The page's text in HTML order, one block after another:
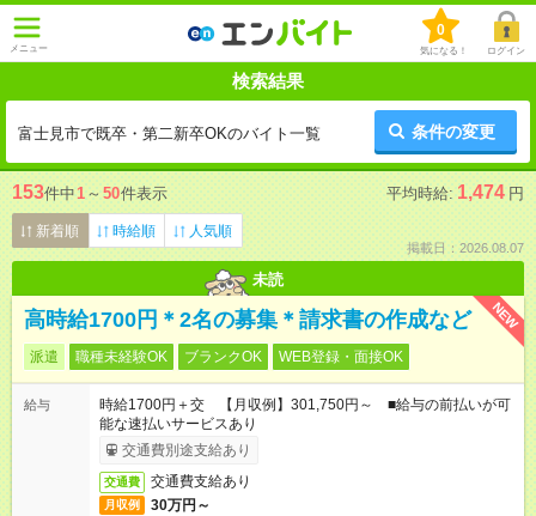
メニュー
0
気になる！ ログイン
検索結果
富士見市で既卒・第二新卒OKのバイト一覧 条件の変更
153件中1 ～ 50件表示 平均時給: 1,474 円
新着順 時給順 人気順
掲載日：2026.08.07
未読
NEW
高時給1700円＊2名の募集＊請求書の作成など
派遣 職種未経験OK ブランクOK WEB登録・面接OK
給与
時給1700円＋交 【月収例】301,750円～ ■給与の前払いが可
能な速払いサービスあり
交通費別途支給あり
交通費 交通費支給あり
月収例 30万円～